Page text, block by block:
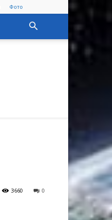
Фото
0
3660